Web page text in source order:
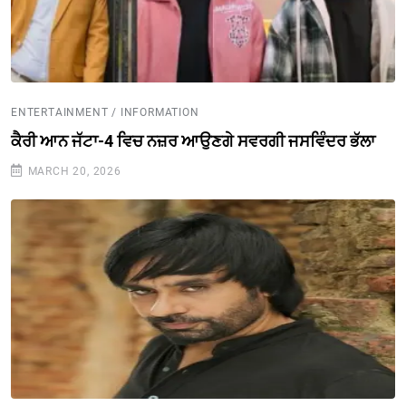
ENTERTAINMENT / INFORMATION
ਕੈਰੀ ਆਨ ਜੱਟਾ-4 ਵਿਚ ਨਜ਼ਰ ਆਉਣਗੇ ਸਵਰਗੀ ਜਸਵਿੰਦਰ ਭੱਲਾ
MARCH 20, 2026